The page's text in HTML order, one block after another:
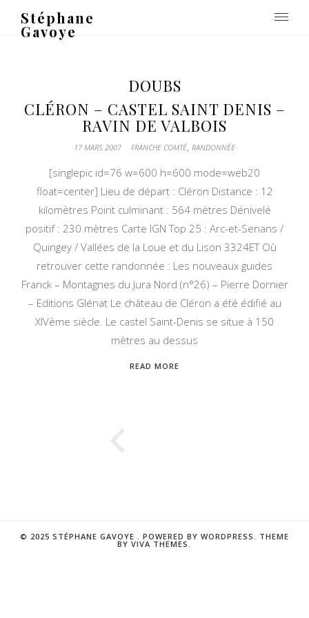
Stéphane
Gavoye
DOUBS
CLÉRON – CASTEL SAINT DENIS –
RAVIN DE VALBOIS
17 MARS 2007 FRANCHE COMTÉ, RANDONNÉE
[singlepic id=76 w=600 h=600 mode=web20
float=center] Lieu de départ : Cléron Distance : 12
kilomètres Point culminant : 564 mètres Dénivelé
positif : 230 mètres Carte IGN Top 25 : Arc-et-Senans /
Quingey / Vallées de la Loue et du Lison 3324ET Où
retrouver cette randonnée : Les nouveaux guides
Franck – Montagnes du Jura Nord (n°26) – Pierre Dornier
– Editions Glénat Le château de Cléron a été édifié au
XIVème siècle. Le castel Saint-Denis se situe à 150
mètres au dessus
READ MORE
© 2025 STÉPHANE GAVOYE . POWERED BY WORDPRESS. THEME
BYVIVA THEMES .